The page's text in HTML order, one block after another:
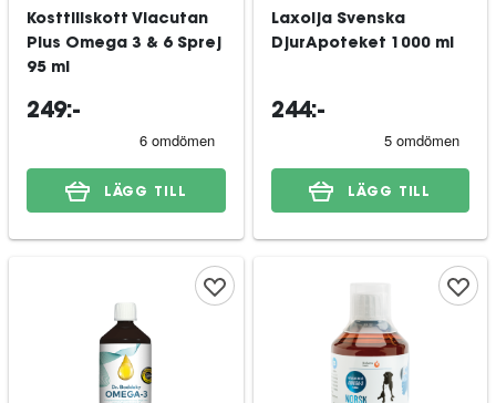
Kosttillskott Viacutan
Plus Omega 3 & 6 Sprej
95 ml
249:-
LÄGG TILL
Laxolja Svenska
DjurApoteket 1000 ml
244:-
LÄGG TILL